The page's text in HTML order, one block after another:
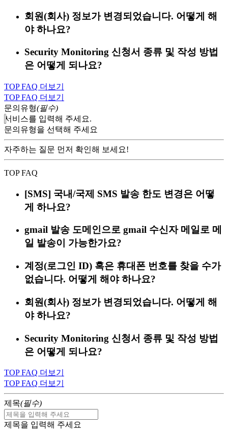
회원(회사) 정보가 변경되었습니다. 어떻게 해
야 하나요?
Security Monitoring 신청서 종류 및 작성 방법
은 어떻게 되나요?
TOP FAQ 더보기
TOP FAQ 더보기
문의유형(필수)
서비스를 입력해 주세요.
문의유형을 선택해 주세요
자주하는 질문 먼저 확인해 보세요!
TOP FAQ
[SMS] 국내/국제 SMS 발송 한도 변경은 어떻
게 하나요?
gmail 발송 도메인으로 gmail 수신자 메일로 메
일 발송이 가능한가요?
계정(로그인 ID) 혹은 휴대폰 번호를 찾을 수가
없습니다. 어떻게 해야 하나요?
회원(회사) 정보가 변경되었습니다. 어떻게 해
야 하나요?
Security Monitoring 신청서 종류 및 작성 방법
은 어떻게 되나요?
TOP FAQ 더보기
TOP FAQ 더보기
제목(필수)
제목을 입력해 주세요